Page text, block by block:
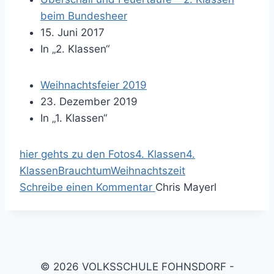
beim Bundesheer
15. Juni 2017
In „2. Klassen“
Weihnachtsfeier 2019
23. Dezember 2019
In „1. Klassen“
hier gehts zu den Fotos4. Klassen4.
KlassenBrauchtumWeihnachtszeit
Schreibe einen Kommentar Chris Mayerl
© 2026 VOLKSSCHULE FOHNSDORF -